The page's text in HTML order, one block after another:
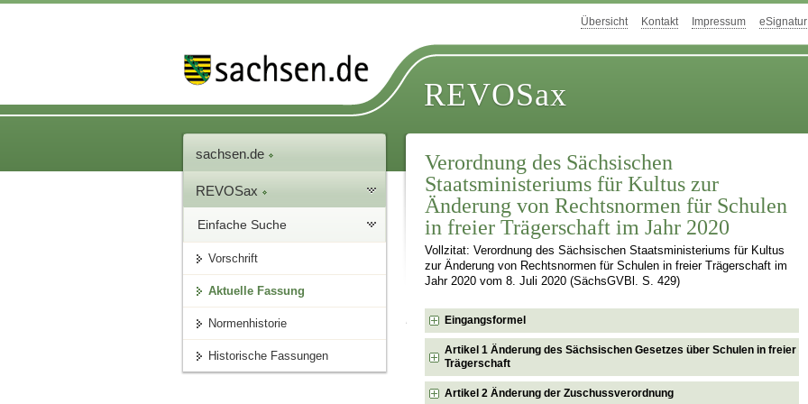
Übersicht Kontakt Impressum eSignatur
REVOSax
sachsen.de
REVOSax
Einfache Suche
Vorschrift
Aktuelle Fassung
Normenhistorie
Historische Fassungen
Verordnung des Sächsischen
Staatsministeriums für Kultus zur
Änderung von Rechtsnormen für Schulen
in freier Trägerschaft im Jahr 2020
Vollzitat: Verordnung des Sächsischen Staatsministeriums für Kultus
zur Änderung von Rechtsnormen für Schulen in freier Trägerschaft im
Jahr 2020 vom 8. Juli 2020 (SächsGVBl. S. 429)
Eingangsformel
Artikel 1 Änderung des Sächsischen Gesetzes über Schulen in freier
Trägerschaft
Artikel 2 Änderung der Zuschussverordnung